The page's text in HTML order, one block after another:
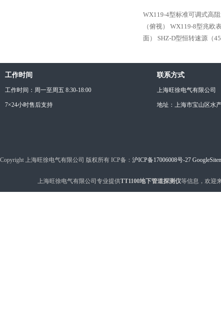
WX119-4型标准可调式高
（俯视）
WX119-8型兆欧
面）
SHZ-D型恒转速源（
工作时间
工作时间：周一至周五 8:30-18:00
7×24小时售后支持
联系方式
上海旺徐电气有限公司
地址：上海市宝山区水
Copyright 上海旺徐电气有限公司 版权所有 ICP备： 沪ICP备17006008号-27
上海旺徐电气有限公司专业提供TT1100地下管道探测仪等信息，欢迎